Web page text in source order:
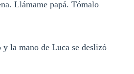
Llámame papá. Tómalo
y la mano de Luca se deslizó